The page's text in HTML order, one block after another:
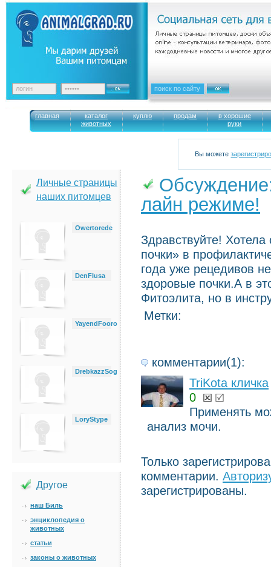
главная
каталог
животных
куплю продам
в хорошие
руки
Вы можете
Личные страницы
наших питомцев
Owertorede
DenFlusa
YayendFooro
DrebkazzSog
LoryStype
Другое
наш Биль
энциклопедия о
животных
статьи
законы о животных
лайн режиме!
Здравствуйте!
почки» в
года уже рецедивов
здоровые почки.А в
Фитоэлита, но в
Метки:
комментарии(1):
TriKota кличка
0
Применять
анализ мочи.
Только
комментарии.
зарегистрированы.